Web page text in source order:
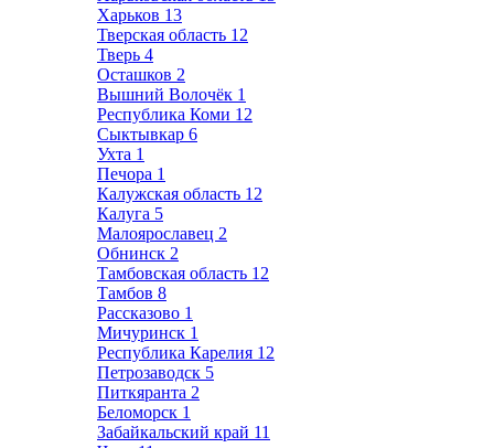
Харьков 13
Тверская область 12
Тверь 4
Осташков 2
Вышний Волочёк 1
Республика Коми 12
Сыктывкар 6
Ухта 1
Печора 1
Калужская область 12
Калуга 5
Малоярославец 2
Обнинск 2
Тамбовская область 12
Тамбов 8
Рассказово 1
Мичуринск 1
Республика Карелия 12
Петрозаводск 5
Питкяранта 2
Беломорск 1
Забайкальский край 11